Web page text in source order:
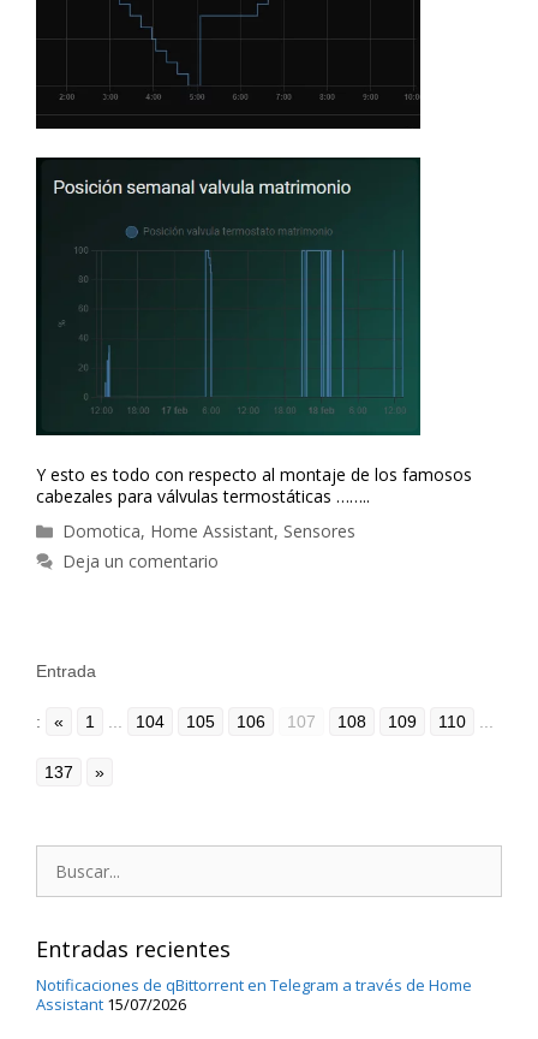
Y esto es todo con respecto al montaje de los famosos
cabezales para válvulas termostáticas ……..
Categorías
Domotica, Home Assistant, Sensores
Deja un comentario
Entrada
: « 1 104 105 106 107 108 109 110
137 »
Buscar:
Entradas recientes
Notificaciones de qBittorrent en Telegram a través de Home
Assistant 15/07/2026